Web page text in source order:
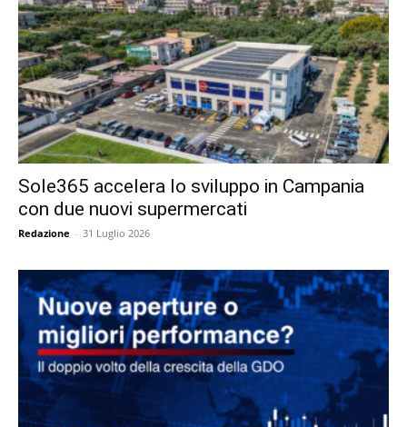
Sole365 accelera lo sviluppo in Campania
con due nuovi supermercati
Redazione - 31 Luglio 2026